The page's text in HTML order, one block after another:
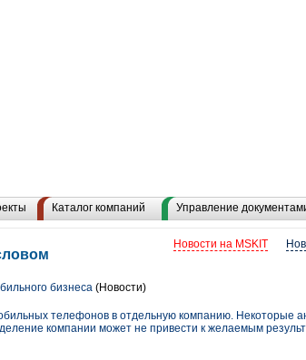
Каталог компаний Управление
Новости на MSKIT
бизнеса (Новости)
телефонов в отдельную компанию. Некоторые
компании может не привести к желаемым